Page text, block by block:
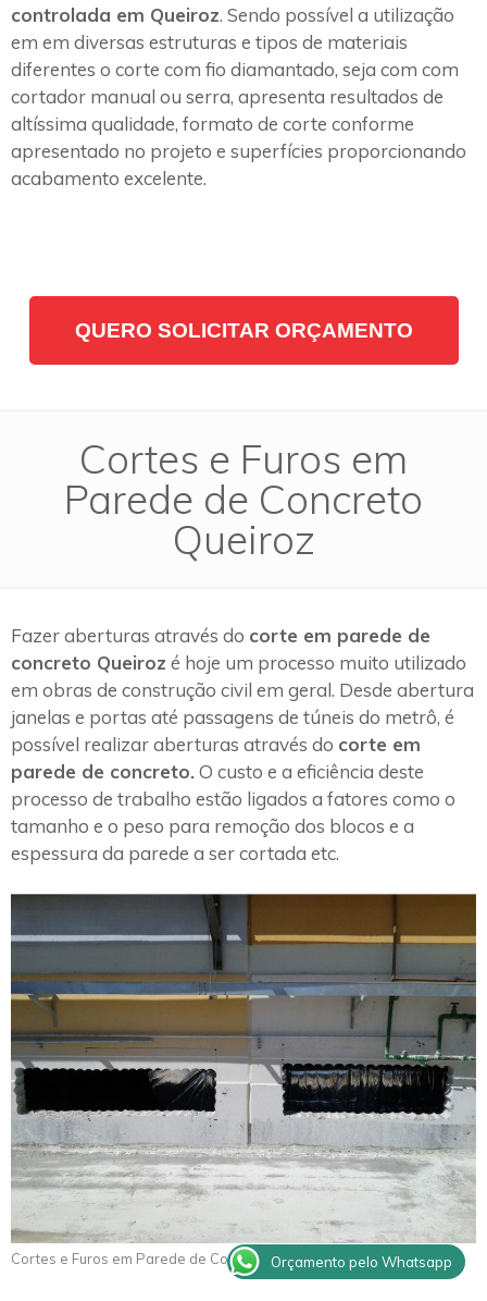
controlada em Queiroz. Sendo possível a utilização
em em diversas estruturas e tipos de materiais
diferentes o corte com fio diamantado, seja com com
cortador manual ou serra, apresenta resultados de
altíssima qualidade, formato de corte conforme
apresentado no projeto e superfícies proporcionando
acabamento excelente.
QUERO SOLICITAR ORÇAMENTO
Cortes e Furos em
Parede de Concreto
Queiroz
Fazer aberturas através do corte em parede de
concreto Queiroz é hoje um processo muito utilizado
em obras de construção civil em geral. Desde abertura
janelas e portas até passagens de túneis do metrô, é
possível realizar aberturas através do corte em
parede de concreto. O custo e a eficiência deste
processo de trabalho estão ligados a fatores como o
tamanho e o peso para remoção dos blocos e a
espessura da parede a ser cortada etc.
Cortes e Furos em Parede de Concreto QueirozOrçamento pelo Whatsapp